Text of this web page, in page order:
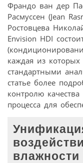
Франдо ван дер
Расмуссен (Jean
Ростовцева
Envision HDI
каждая из которых
стандартными
статье более
контролю
процесса для
влажности